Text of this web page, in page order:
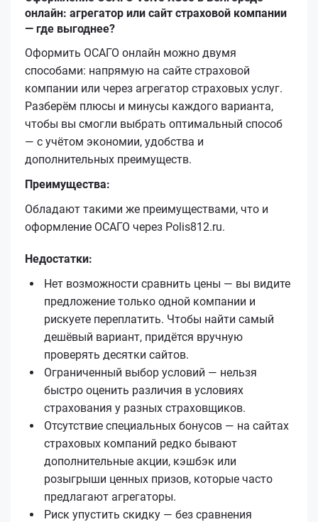
онлайн: агрегатор или сайт страховой компании
— где выгоднее?
Оформить ОСАГО онлайн можно двумя
способами: напрямую на сайте страховой
компании или через агрегатор страховых услуг.
Разберём плюсы и минусы каждого варианта,
чтобы вы смогли выбрать оптимальный способ
— с учётом экономии, удобства и
дополнительных преимуществ.
Преимущества:
Обладают такими же преимуществами, что и
оформление ОСАГО через Polis812.ru.
Недостатки:
Нет возможности сравнить цены — вы видите
предложение только одной компании и
рискуете переплатить. Чтобы найти самый
дешёвый вариант, придётся вручную
проверять десятки сайтов.
Ограниченный выбор условий — нельзя
быстро оценить различия в условиях
страхования у разных страховщиков.
Отсутствие специальных бонусов — на сайтах
страховых компаний редко бывают
дополнительные акции, кэшбэк или
розыгрыши ценных призов, которые часто
предлагают агрегаторы.
Риск упустить скидку — без сравнения